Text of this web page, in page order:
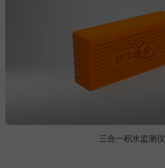
三合一积水监测仪